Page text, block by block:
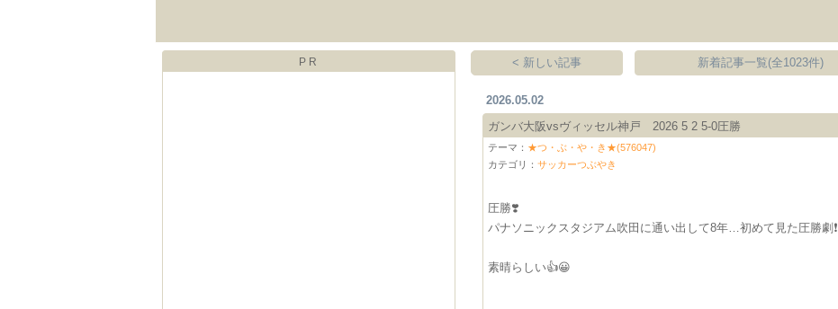
PR < 新しい記事 新着記事一覧(全1023件)
2026.05.02
ガンバ大阪vsヴィッセル神戸 2026 5 2 5-0圧勝
テーマ： ★つ・ぶ・や・き★(576047)
カテゴリ：サッカーつぶやき
圧勝❣️
パナソニックスタジアム吹田に通い出して8年…初めて見た圧勝劇❗️
素晴らしい👍😀